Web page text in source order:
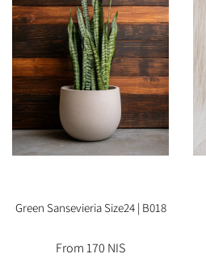
Green Sansevieria Size24 | B018
From 170 NIS